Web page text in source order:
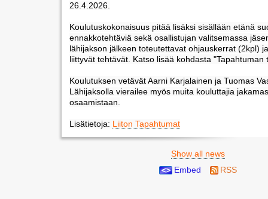
26.4.2026.
Koulutuskokonaisuus pitää lisäksi sisällään etänä
ennakkotehtäviä sekä osallistujan valitsemassa
lähijakson jälkeen toteutettavat ohjauskerrat (2kpl)
liittyvät tehtävät. Katso lisää kohdasta "Tapahtuman
Koulutuksen vetävät Aarni Karjalainen ja Tuomas
Lähijaksolla vierailee myös muita kouluttajia
osaamistaan.
Lisätietoja: Liiton Tapahtumat
Show all news
Embed
RSS